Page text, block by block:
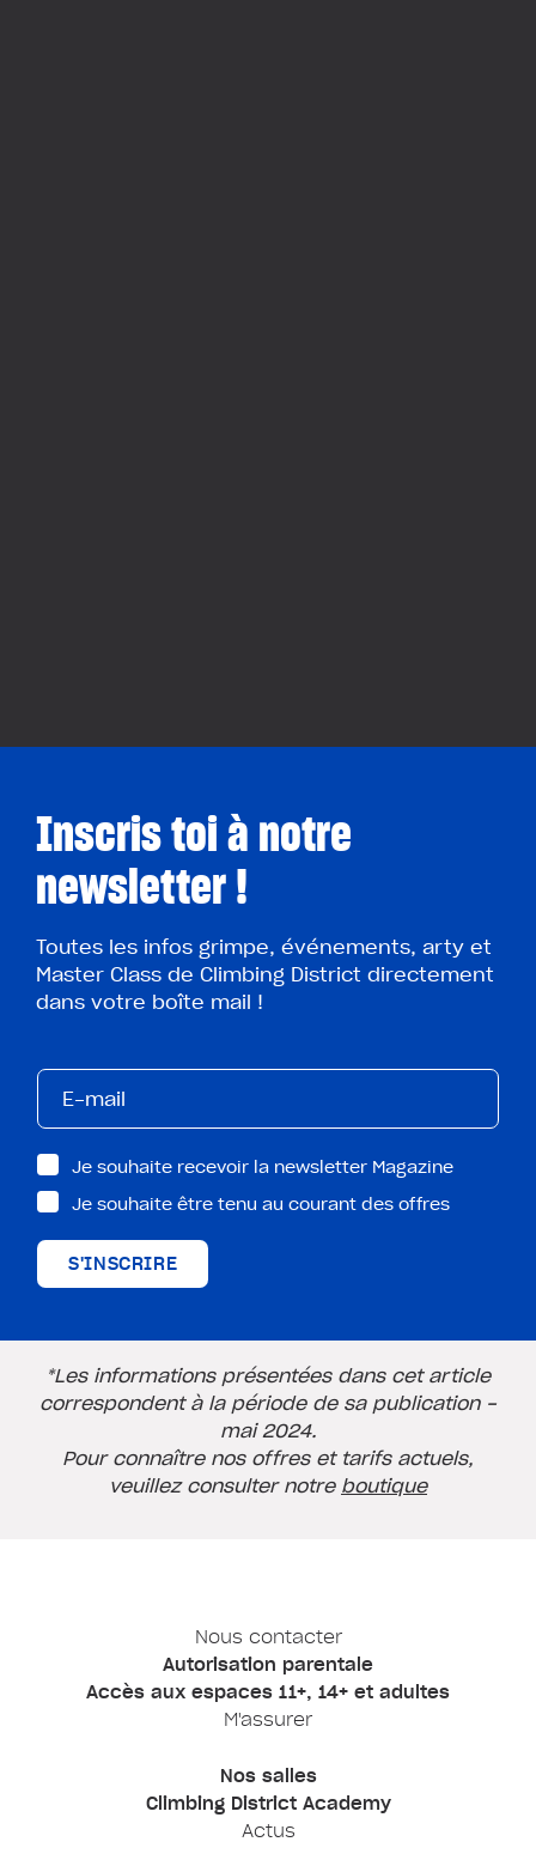
Inscris toi à notre
newsletter !
Toutes les infos grimpe, événements, arty et
Master Class de Climbing District directement
dans votre boîte mail !
Je souhaite recevoir la newsletter Magazine
Je souhaite être tenu au courant des offres
S'INSCRIRE
*Les informations présentées dans cet article
correspondent à la période de sa publication -
mai 2024.
Pour connaître nos offres et tarifs actuels,
veuillez consulter notre boutique
Nous contacter
Autorisation parentale
Accès aux espaces 11+, 14+ et adultes
M'assurer
Nos salles
Climbing District Academy
Actus